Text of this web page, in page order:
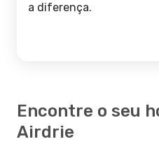
a diferença.
Encontre o seu
Airdrie